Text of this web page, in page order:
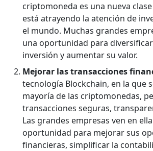
criptomoneda es una nueva
está atrayendo la atención de
el mundo. Muchas grandes
una oportunidad para
inversión y aumentar su valor.
Mejorar las transacciones
tecnología Blockchain, en la que
mayoría de las criptomonedas,
transacciones seguras,
Las grandes empresas ven en
oportunidad para mejorar sus
financieras, simplificar la